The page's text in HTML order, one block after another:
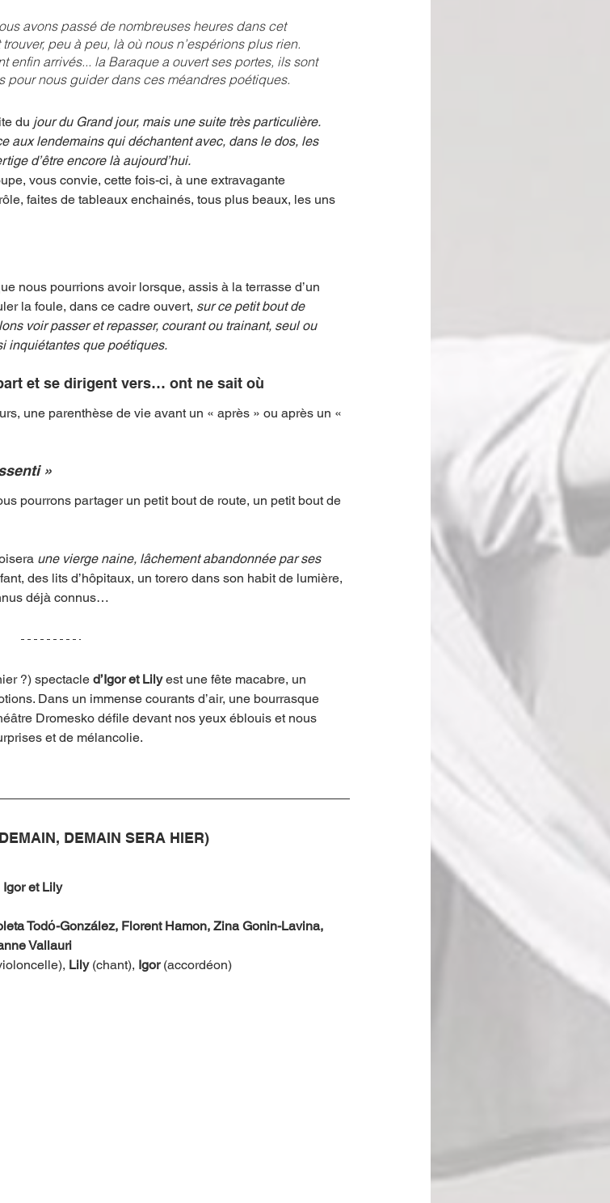
avons passé de nombreuses heures dans cet
peu à peu, là où nous n’espérions plus rien.
enfin arrivés... la Baraque a ouvert ses portes, ils sont
pour nous guider dans ces méandres poétiques.
du jour du Grand jour, mais une suite très particulière.
aux lendemains qui déchantent avec, dans le dos, les
d’être encore là aujourd’hui.
vous convie, cette fois-ci, à une extravagante
faites de tableaux enchainés, tous plus beaux, les uns
nous pourrions avoir lorsque, assis à la terrasse d’un
la foule, dans ce cadre ouvert, sur ce petit bout de
voir passer et repasser, courant ou trainant, seul ou
inquiétantes que poétiques.
et se dirigent vers… ont ne sait où
une parenthèse de vie avant un « après » ou après un «
»
pourrons partager un petit bout de route, un petit bout de
une vierge naine, lâchement abandonnée par ses
des lits d’hôpitaux, un torero dans son habit de lumière,
déjà connus…
?) spectacle d’Igor et Lily est une fête macabre, un
Dans un immense courants d’air, une bourrasque
Dromesko défile devant nos yeux éblouis et nous
et de mélancolie.
DEMAIN SERA HIER)
Igor et Lily
Todό-González, Florent Hamon, Zina Gonin-Lavina,
Vallauri
Lily (chant), Igor (accordéon)